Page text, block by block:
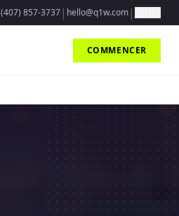
(407) 857-3737 | hello@q1w.com |
COMMENCER